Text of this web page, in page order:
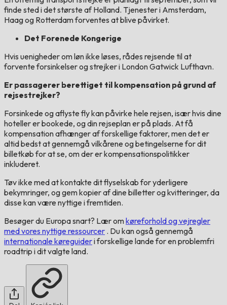
finde sted i det største af Holland. Tjenester i Amsterdam,
Haag og Rotterdam forventes at blive påvirket.
Det Forenede Kongerige
Hvis uenigheder om løn ikke løses, rådes rejsende til at
forvente forsinkelser og strejker i London Gatwick Lufthavn.
Er passagerer berettiget til kompensation på grund af
rejsestrejker?
Forsinkede og aflyste fly kan påvirke hele rejsen, især hvis dine
hoteller er bookede, og din rejseplan er på plads. At få
kompensation afhænger af forskellige faktorer, men det er
altid bedst at gennemgå vilkårene og betingelserne for dit
billetkøb for at se, om der er kompensationspolitikker
inkluderet.
Tøv ikke med at kontakte dit flyselskab for yderligere
bekymringer, og gem kopier af dine billetter og kvitteringer, da
disse kan være nyttige i fremtiden.
Besøger du Europa snart? Lær omkøreforhold og vejregler
med vores nyttige ressourcer . Du kan også gennemgå
internationale køreguideri forskellige lande for en problemfri
roadtrip i dit valgte land.